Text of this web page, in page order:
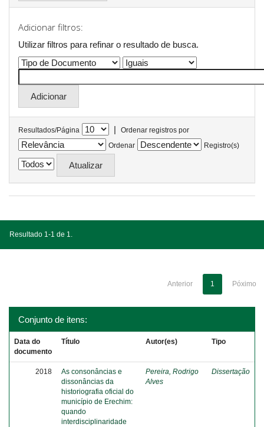
Adicionar filtros:
Utilizar filtros para refinar o resultado de busca.
Resultados/Página |
Ordenar registros por
Ordenar
Registro(s)
Resultado 1-1 de 1.
Anterior 1 Póximo
Conjunto de itens:
Data do
documento
Título Autor(es) Tipo
2018
As consonâncias e
dissonâncias da
historiografia oficial do
município de Erechim:
quando
interdisciplinaridade
Pereira, Rodrigo
Alves
Dissertação